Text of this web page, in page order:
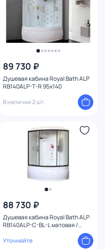
89 730 ₽
Душевая кабина Royal Bath ALP
RB140ALP-T-R 95x140
В наличии 2 шт.
88 730 ₽
Душевая кабина Royal Bath ALP
RB140ALP-C-BL-L матовая /
Уточняйте